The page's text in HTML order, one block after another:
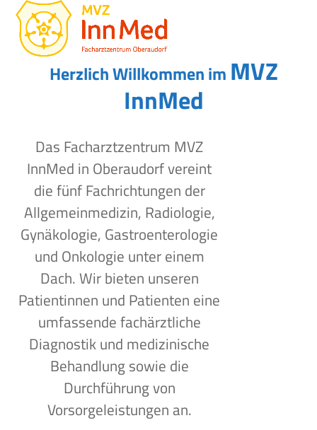
Skip
content
Open
mobile
menu
Close
mobile
menu
Herzlich Willkommen im MVZ
InnMed
Das Facharztzentrum MVZ
InnMed in Oberaudorf vereint
die fünf Fachrichtungen der
Allgemeinmedizin, Radiologie,
Gynäkologie, Gastroenterologie
und Onkologie unter einem
Dach. Wir bieten unseren
Patientinnen und Patienten eine
umfassende fachärztliche
Diagnostik und medizinische
Behandlung sowie die
Durchführung von
Vorsorgeleistungen an.